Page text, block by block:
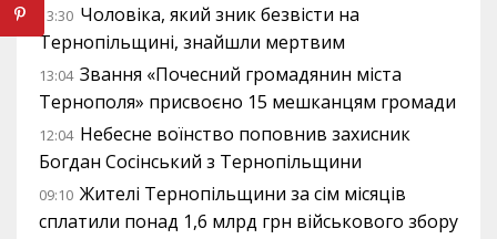
13:30 Чоловіка, який зник безвісти на
Тернопільщині, знайшли мертвим
13:04 Звання «Почесний громадянин міста
Тернополя» присвоєно 15 мешканцям громади
12:04 Небесне воїнство поповнив захисник
Богдан Сосінський з Тернопільщини
09:10 Жителі Тернопільщини за сім місяців
сплатили понад 1,6 млрд грн військового збору